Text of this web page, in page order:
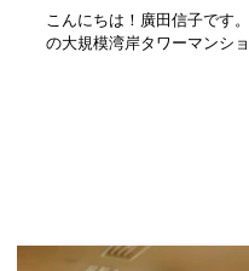
こんにちは！廣田信子です。 6月26日、マンションコミュニティ研究会のフォーラムが開催されました。 600世帯